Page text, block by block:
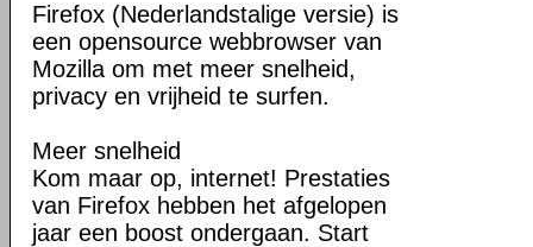
Firefox (Nederlandstalige versie) is
een opensource webbrowser van
Mozilla om met meer snelheid,
privacy en vrijheid te surfen.
Meer snelheid
Kom maar op, internet! Prestaties
van Firefox hebben het afgelopen
jaar een boost ondergaan. Start